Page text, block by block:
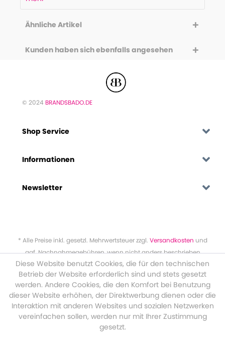
Ähnliche Artikel
Kunden haben sich ebenfalls angesehen
© 2024 BRANDSBADO.DE
Shop Service
Informationen
Newsletter
* Alle Preise inkl. gesetzl. Mehrwertsteuer zzgl. Versandkosten und
ggf. Nachnahmegebühren, wenn nicht anders beschrieben
Diese Website benutzt Cookies, die für den technischen
Betrieb der Website erforderlich sind und stets gesetzt
werden. Andere Cookies, die den Komfort bei Benutzung
dieser Website erhöhen, der Direktwerbung dienen oder die
Interaktion mit anderen Websites und sozialen Netzwerken
vereinfachen sollen, werden nur mit Ihrer Zustimmung
gesetzt.